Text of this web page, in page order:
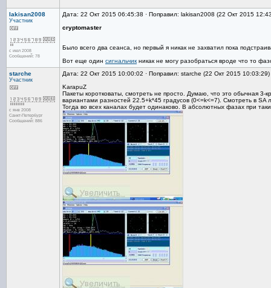
lakisan2008
Участник
с июл 2008
Сообщений: 78
Дата: 22 Окт 2015 06:45:38 · Поправил: lakisan2008 (22 Окт 2015
cryptomaster
Было всего два сеанса, но первый я никак не захватил пока
Вот еще один сигнальчик никак не могу разобраться вроде что то
starche
Участник
с янв 2008
Санкт-Петербург
Сообщений: 886
Дата: 22 Окт 2015 10:00:02 · Поправил: starche (22 Окт 2015 10:03:29)
KarapuZ
Пакеты коротковаты, смотреть не просто. Думаю, что это обычная 3-
вариантами разностей 22.5+k*45 градусов (0<=k<=7). Смотреть в SA
Тогда во всех каналах будет одинаково. В абсолютных фазах при